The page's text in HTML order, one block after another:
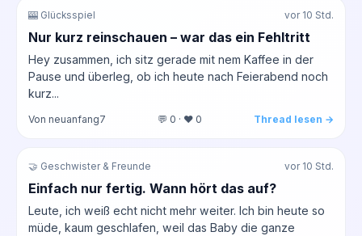
🎰 Glücksspiel vor 10 Std.
Nur kurz reinschauen – war das ein Fehltritt
Hey zusammen, ich sitz gerade mit nem Kaffee in der
Pause und überleg, ob ich heute nach Feierabend noch
kurz...
Von neuanfang7 💬 0 · ❤️ 0 Thread lesen →
🤝 Geschwister & Freunde vor 10 Std.
Einfach nur fertig. Wann hört das auf?
Leute, ich weiß echt nicht mehr weiter. Ich bin heute so
müde, kaum geschlafen, weil das Baby die ganze